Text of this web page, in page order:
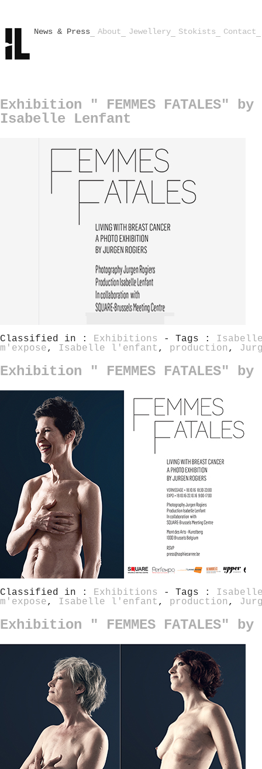
News & Press About Jewellery Stokists Contact
Exhibition " FEMMES FATALES"
Isabelle Lenfant
Classified in : Exhibitions - Tags :
m'expose, Isabelle l'enfant , production ,
Exhibition " FEMMES FATALES"
Classified in : Exhibitions - Tags :
m'expose, Isabelle l'enfant , production ,
Exhibition " FEMMES FATALES"